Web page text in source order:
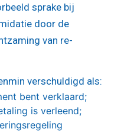
sprake bij
door de
van re-
verschuldigd als:
bent verklaard;
is verleend;